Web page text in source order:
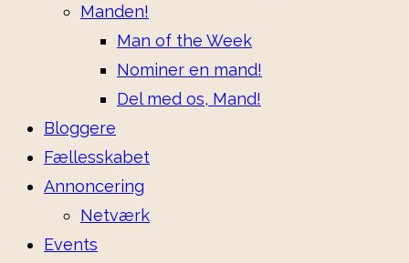
Manden!
Man of the Week
Nominer en mand!
Del med os, Mand!
Bloggere
Fællesskabet
Annoncering
Netværk
Events